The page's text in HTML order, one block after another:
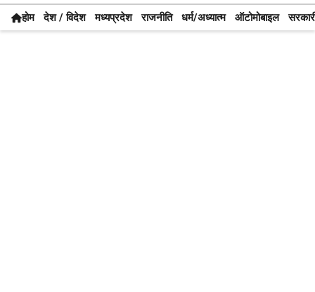
होम देश / विदेश मध्यप्रदेश राजनीति धर्म/अध्यात्म ऑटोमोबाइल